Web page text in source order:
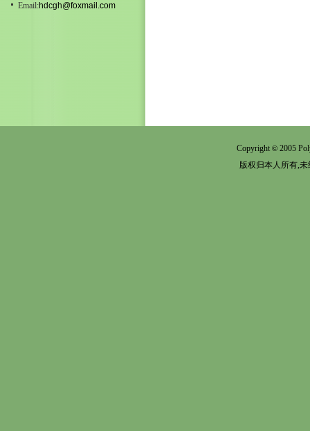
Email:hdcgh@foxmail.com
Copyright© 2005
版权归本人所有,